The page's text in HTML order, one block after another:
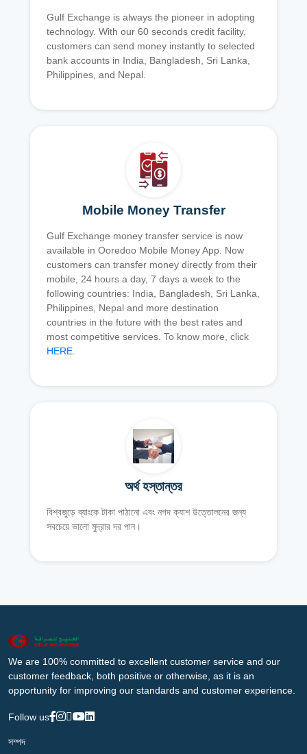
Gulf Exchange is always the pioneer in adopting
technology. With our 60 seconds credit facility,
customers can send money instantly to selected
bank accounts in India, Bangladesh, Sri Lanka,
Philippines, and Nepal.
Mobile Money Transfer
Gulf Exchange money transfer service is now
available in Ooredoo Mobile Money App. Now
customers can transfer money directly from their
mobile, 24 hours a day, 7 days a week to the
following countries: India, Bangladesh, Sri Lanka,
Philippines, Nepal and more destination
countries in the future with the best rates and
most competitive services. To know more, click
HERE.
অর্থ হস্তান্তর
বিশ্বজুড়ে ব্যাংকে টাকা পাঠানো এবং নগদ ক্যাশ উত্তোলনের জন্য
সবচেয়ে ভালো মুদ্রার দর পান।
We are 100% committed to excellent customer service and our
customer feedback, both positive or otherwise, as it is an
opportunity for improving our standards and customer experience.
Follow us
সম্পদ